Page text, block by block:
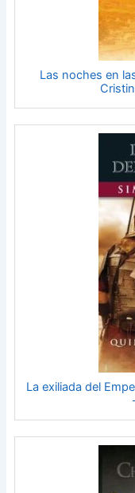
Las noches en
La exiliada del